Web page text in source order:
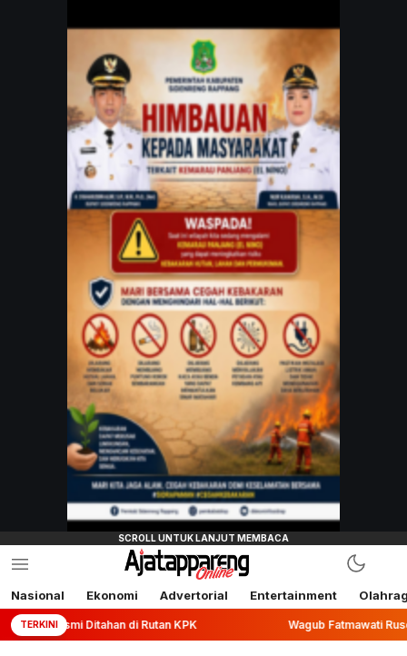
Nasional Ekonomi Advertorial Entertainment
TERKINIdi Rutan KPK Wagub Fatmawati Rusdi Lepas